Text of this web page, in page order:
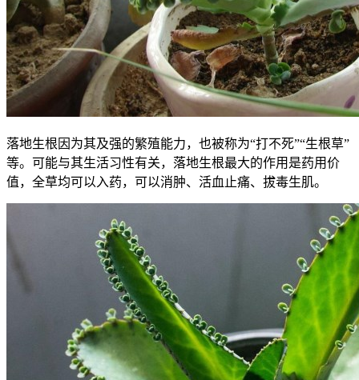
落地生根因为其及强的繁殖能力，也被称为“打不死”“生根草”
等。可能与其生活习性有关，落地生根最大的作用是药用价
值，全草均可以入药，可以消肿、活血止痛、拔毒生肌。